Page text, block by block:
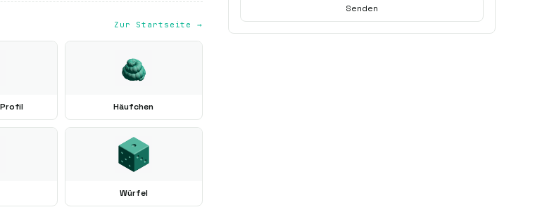
Zur Startseite →
Häufchen
Würfel
Senden